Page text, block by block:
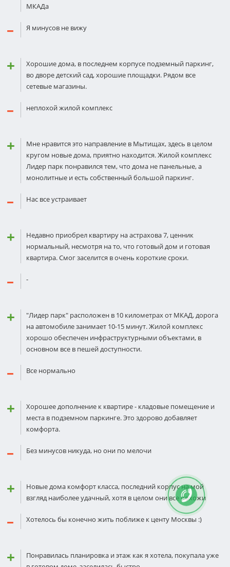
МКАДа
Я минусов не вижу
Хорошие дома, в последнем корпусе подземный паркинг,
во дворе детский сад, хорошие площадки. Рядом все
сетевые магазины.
неплохой жилой комплекс
Мне нравится это направление в Мытищах, здесь в целом
кругом новые дома, приятно находится. Жилой комплекс
Лидер парк понравился тем, что дома не панельные, а
монолитные и есть собственный большой паркинг.
Нас все устраивает
Недавно приобрел квартиру на астрахова 7, ценник
нормальный, несмотря на то, что готовый дом и готовая
квартира. Смог заселится в очень короткие сроки.
-
"Лидер парк" расположен в 10 километрах от МКАД, дорога
на автомобиле занимает 10-15 минут. Жилой комплекс
хорошо обеспечен инфраструктурными объектами, в
основном все в пешей доступности.
Все нормально
Хорошее дополнение к квартире - кладовые помещение и
места в подземном паркинге. Это здорово добавляет
комфорта.
Без минусов никуда, но они по мелочи
Новые дома комфорт класса, последний корпус на мой
взгляд наиболее удачный, хотя в целом они все похожи
Хотелось бы конечно жить поближе к центу Москвы :)
Понравилась планировка и этаж как я хотела, покупала уже